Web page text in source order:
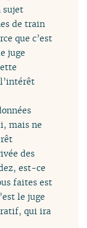
sujet
de train
que c’est
juge
mais ne
des
est-ce
faites est
le juge
qui ira